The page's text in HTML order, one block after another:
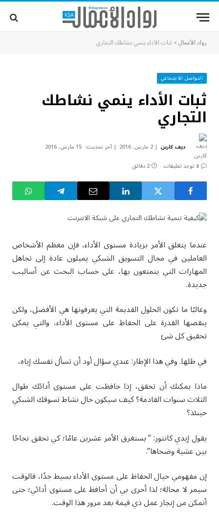
رواد الأعمال» ثبات الأداء ينمي نشاطك التجاري
التواصل الاجتماعي
ثبات الأداء ينمي نشاطك
التجاري
ديف كاربن 2 مارس، 2016 آخر تحديث: 15 مارس، 2016
لا توجد تعليقات
2 دقائق
عندما يتعلق الأمر بزيادة مستوى الأداء، فإن معظم الأشخاص
العاملين في مجال التسويق الشبكي يميلون عادة إلى تجاهل
المهارات التي يتمتعون بها، على حساب البحث عن أساليب
جديدة.
وغالبًا ما تكون الحلول القديمة التي يعرفونها هي الأفضل، ولكن
ينقصها القدرة على الحفاظ على مستوى الأداء، والتي يمكن
تحقيق كل شئ
في ظلها. وفي هذا الإطار: عندي سؤال أود أن تسأل نفسك إياه،
ماذا يمكنك أن تحقق، إذا حافظت على مستوى أدائك طوال
الثلاث سنوات القادمة؟ كيف سيكون حال نشاط تسوقك الشبكي
حينئذ؟
يقول إيدي كانتور: ” يستغرق الأمر عشرين عامًا؛ كي تحقق نجاحًا
بين عشية وضحاها”.
إن مفهومي حيال الحفاظ على مستوى الأداء بسيط جدًا، فالوقت
سيمر لا محالة؛ لذا أحرى بي أن أحافظ على مستوى أدائي؛ حتى
أتمكن من إنجاز عمل ذي قيمة بعد مرور هذا الوقت.